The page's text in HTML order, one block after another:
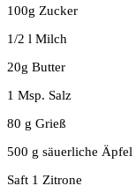
100g Zucker
1/2 l Milch
20g Butter
1 Msp. Salz
80 g Grieß
500 g säuerliche Äpfel
Saft 1 Zitrone